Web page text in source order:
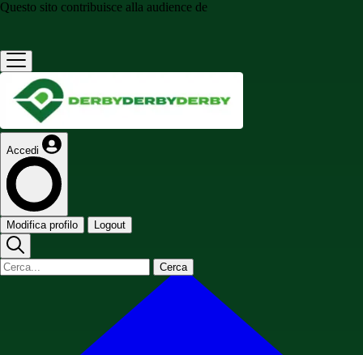
Questo sito contribuisce alla audience de
Accedi
Modifica profilo Logout
Cerca